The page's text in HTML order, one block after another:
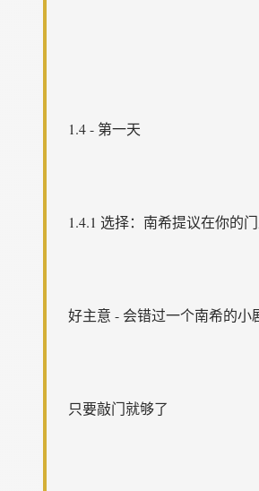
1.4 - 第一天
1.4.1 选择：南希提议在你的
好主意 - 会错过一个南希的小
只要敲门就够了